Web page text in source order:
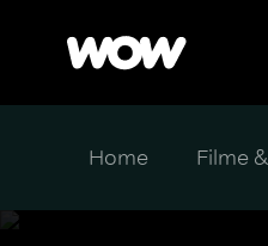
Home Filme